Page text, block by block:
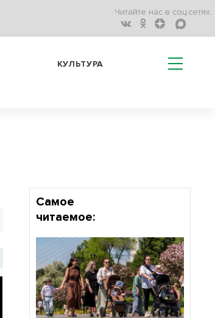
Читайте нас в соц.сетях:
КУЛЬТУРА
Самое
читаемое: